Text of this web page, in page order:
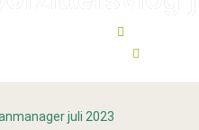
juli 2023